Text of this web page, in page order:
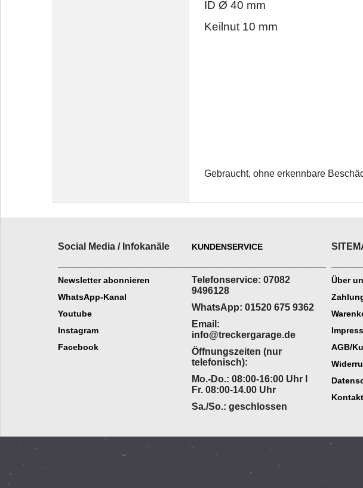
ID Ø 40 mm
Keilnut 10 mm
Gebraucht, ohne erkennbare
Social Media / Infokanäle
Newsletter abonnieren
WhatsApp-Kanal
Youtube
Instagram
Facebook
KUNDENSERVICE
Telefonservice: 07082
9496128
WhatsApp: 01520 675 9362
Email:
info@treckergarage.de
Öffnungszeiten (nur
telefonisch):
Mo.-Do.: 08:00-16:00 Uhr I
Fr. 08:00-14.00 Uhr
Sa./So.: geschlossen
Über
AGB/
Kontakt